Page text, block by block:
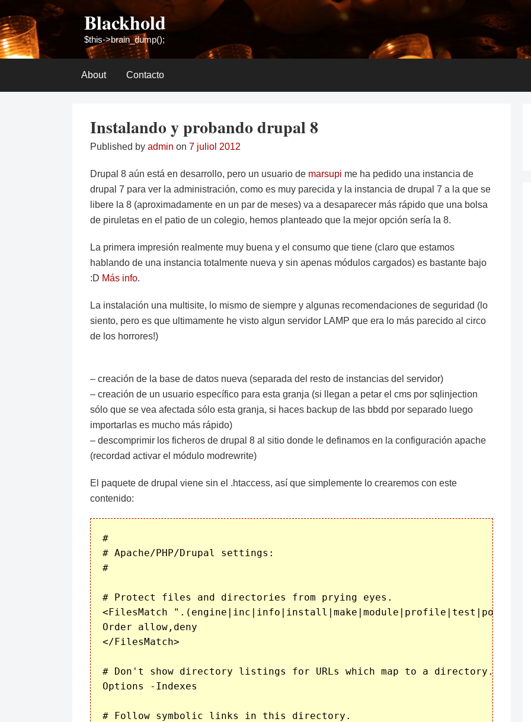
to
content
Blackhold
$this->brain_dump();
About Contacto
Instalando y probando drupal 8
Published by admin on 7 juliol 2012
Drupal 8 aún está en desarrollo, pero un usuario de marsupi me ha pedido una instancia de
drupal 7 para ver la administración, como es muy parecida y la instancia de drupal 7 a la que se
libere la 8 (aproximadamente en un par de meses) va a desaparecer más rápido que una bolsa
de piruletas en el patio de un colegio, hemos planteado que la mejor opción sería la 8.
La primera impresión realmente muy buena y el consumo que tiene (claro que estamos
hablando de una instancia totalmente nueva y sin apenas módulos cargados) es bastante bajo
:D Más info.
La instalación una multisite, lo mismo de siempre y algunas recomendaciones de seguridad (lo
siento, pero es que ultimamente he visto algun servidor LAMP que era lo más parecido al circo
de los horrores!)
– creación de la base de datos nueva (separada del resto de instancias del servidor)
– creación de un usuario específico para esta granja (si llegan a petar el cms por sqlinjection
sólo que se vea afectada sólo esta granja, si haces backup de las bbdd por separado luego
importarlas es mucho más rápido)
– descomprimir los ficheros de drupal 8 al sitio donde le definamos en la configuración apache
(recordad activar el módulo modrewrite)
El paquete de drupal viene sin el .htaccess, así que simplemente lo crearemos con este
contenido:
#
# Apache/PHP/Drupal settings:
#
# Protect files and directories from prying eyes.
<FilesMatch
Order allow,deny
</FilesMatch>
# Don't show directory listings for URLs which map to a directory.
Options -Indexes
# Follow symbolic links in this directory.